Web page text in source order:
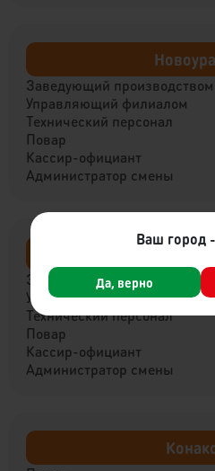
Ваш город
Да, верно
Заведующий производством
Управляющий филиалом
Технический персонал
Повар
Кассир-официант
Администратор смены
Ржев
Заведующий производством
Управляющий филиалом
Технический персонал
Повар
Кассир-официант
Администратор смены